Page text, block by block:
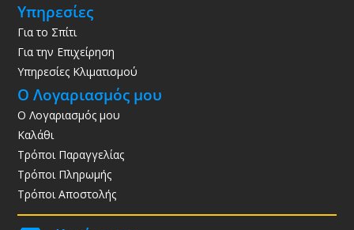
Υπηρεσίες
Για το Σπίτι
Για την Επιχείρηση
Υπηρεσίες Κλιματισμού
Ο Λογαριασμός μου
Ο Λογαριασμός μου
Καλάθι
Τρόποι Παραγγελίας
Τρόποι Πληρωμής
Τρόποι Αποστολής